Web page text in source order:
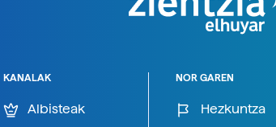
KANALAK
Albisteak
NOR GAREN
Hezkuntza